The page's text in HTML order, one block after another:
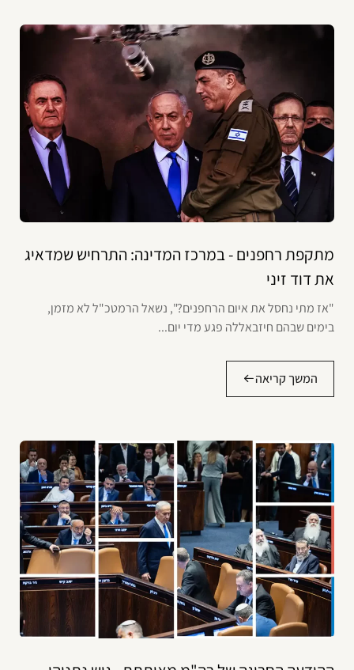
מתקפת רחפנים - במרכז המדינה: התרחיש שמדאיג
את דוד זיני
"אז מתי נחסל את איום הרחפנים?", נשאל הרמטכ"ל לא מזמן,
בימים שבהם חיזבאללה פגע מדי יום...
המשך קריאה